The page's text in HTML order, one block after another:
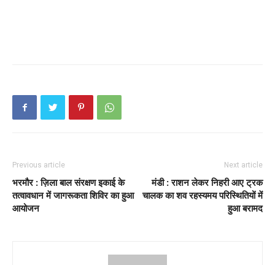
Previous article
भरमौर : ज़िला बाल संरक्षण इकाई के
तत्वावधान में जागरूकता शिविर का हुआ
आयोजन
Next article
मंडी :राशन लेकर निहरी आए ट्रक
चालक का शव रहस्यमय परिस्थितियों में
हुआ बरामद